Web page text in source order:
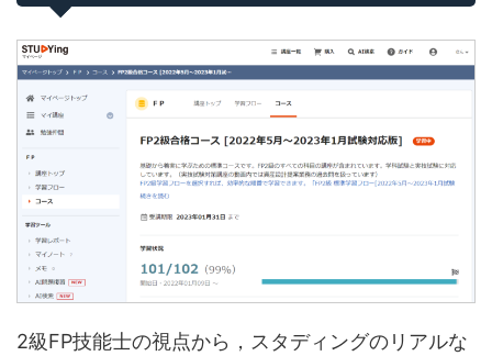
2級FP技能士の視点から，スタディングのリアルな